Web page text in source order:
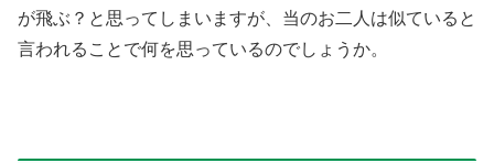
が飛ぶ？と思ってしまいますが、当のお二人は似ていると
言われることで何を思っているのでしょうか。